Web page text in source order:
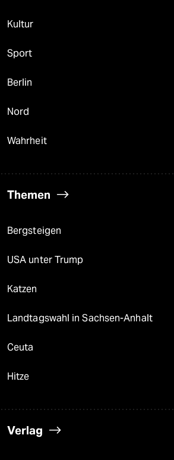
Kultur
Sport
Berlin
Nord
Wahrheit
Themen
Bergsteigen
USA unter Trump
Katzen
Landtagswahl in Sachsen-Anhalt
Ceuta
Hitze
Verlag